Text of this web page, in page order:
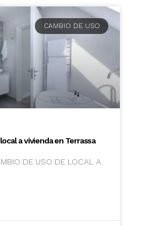
CAMBIO DE USO
a vivienda en Terrassa
DE USO DE LOCAL A